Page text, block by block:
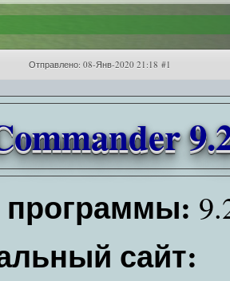
Отправлено: 08-Янв-2020 21:18 #1
программы:
сайт: